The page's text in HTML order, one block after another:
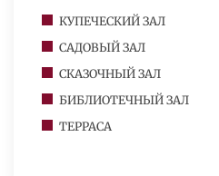
КУПЕЧЕСКИЙ ЗАЛ
САДОВЫЙ ЗАЛ
СКАЗОЧНЫЙ ЗАЛ
БИБЛИОТЕЧНЫЙ ЗАЛ
ТЕРРАСА